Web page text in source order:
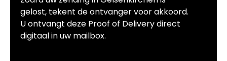
gelost, tekent de ontvanger voor akkoord.
U ontvangt deze Proof of Delivery direct
digitaal in uw mailbox.